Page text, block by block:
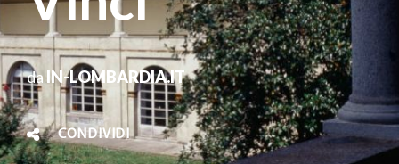
daIN-LOMBARDIA.IT
CONDIVIDI